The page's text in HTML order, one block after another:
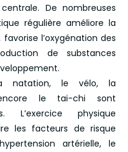
De nombreuses
régulière améliore la
l’oxygénation des
de substances
natation, le vélo, la
le tai-chi sont
L’exercice physique
les facteurs de risque
artérielle, le